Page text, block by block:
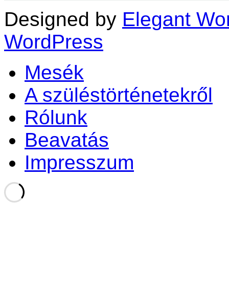
Designed by Elegant
WordPress
Mesék
A szüléstörténetekről
Rólunk
Beavatás
Impresszum